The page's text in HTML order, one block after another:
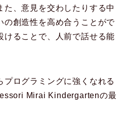
た、意見を交わしたりする中
の創造性を高め合うことがで
けることで、人前で話せる能
プログラミングに強くなれる
Mirai Kindergartenの最